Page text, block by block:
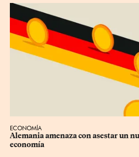
ECONOMÍA
Alemania amenaza con asestar un
economía